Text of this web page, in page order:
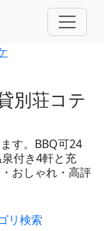
別荘コテ
す。BBQ可24
付き4軒と充
おしゃれ・高評
リ検索